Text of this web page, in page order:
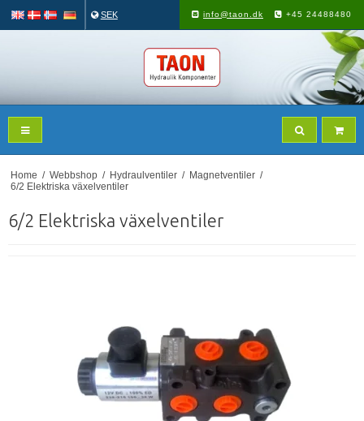
SEK info@taon.dk +45 24488480
Home / Webbshop / Hydraulventiler / Magnetventiler /
6/2 Elektriska växelventiler
6/2 Elektriska växelventiler